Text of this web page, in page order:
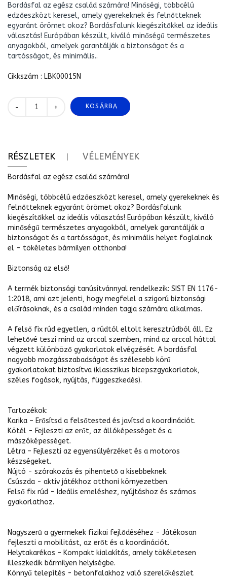
Bordásfal az egész család számára! Minőségi, többcélú
edzőeszközt keresel, amely gyerekeknek és felnőtteknek
egyaránt örömet okoz? Bordásfalunk kiegészítőkkel az ideális
választás! Európában készült, kiváló minőségű természetes
anyagokból, amelyek garantálják a biztonságot és a
tartósságot, és minimális..
Cikkszám : LBK00015N
+
- KOSÁRBA
RÉSZLETEK VÉLEMÉNYEK
Bordásfal az egész család számára!
Minőségi, többcélú edzőeszközt keresel, amely gyerekeknek és
felnőtteknek egyaránt örömet okoz? Bordásfalunk
kiegészítőkkel az ideális választás! Európában készült, kiváló
minőségű természetes anyagokból, amelyek garantálják a
biztonságot és a tartósságot, és minimális helyet foglalnak
el - tökéletes bármilyen otthonba!
Biztonság az első!
A termék biztonsági tanúsítvánnyal rendelkezik: SIST EN 1176-
1:2018, ami azt jelenti, hogy megfelel a szigorú biztonsági
előírásoknak, és a család minden tagja számára alkalmas.
A felső fix rúd egyetlen, a rúdtól eltolt keresztrúdból áll. Ez
lehetővé teszi mind az arccal szemben, mind az arccal háttal
végzett különböző gyakorlatok elvégzését. A bordásfal
nagyobb mozgásszabadságot és szélesebb körű
gyakorlatokat biztosítva (klasszikus bicepszgyakorlatok,
széles fogások, nyújtás, függeszkedés).
Tartozékok:
Karika – Erősítsd a felsőtested és javítsd a koordinációt.
Kötél - Fejleszti az erőt, az állóképességet és a
mászóképességet.
Létra – Fejleszti az egyensúlyérzéket és a motoros
készségeket.
Nújtó - szórakozás és pihentető a kisebbeknek.
Csúszda - aktív játékhoz otthoni környezetben.
Felső fix rúd - Ideális emeléshez, nyújtáshoz és számos
gyakorlathoz.
Nagyszerű a gyermekek fizikai fejlődéséhez - Játékosan
fejleszti a mobilitást, az erőt és a koordinációt.
Helytakarékos – Kompakt kialakítás, amely tökéletesen
illeszkedik bármilyen helyiségbe.
Könnyű telepítés - betonfalakhoz való szerelőkészlet